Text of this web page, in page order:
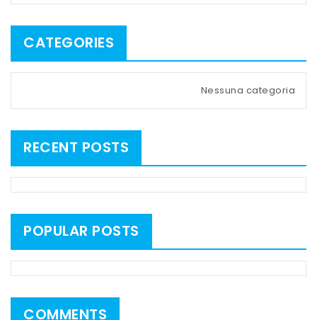
CATEGORIES
Nessuna categoria
RECENT POSTS
POPULAR POSTS
COMMENTS